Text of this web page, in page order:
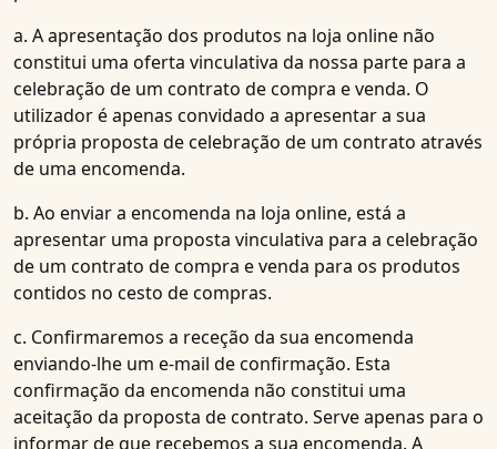
a. A apresentação dos produtos na loja online não
constitui uma oferta vinculativa da nossa parte para a
celebração de um contrato de compra e venda. O
utilizador é apenas convidado a apresentar a sua
própria proposta de celebração de um contrato através
de uma encomenda.
b. Ao enviar a encomenda na loja online, está a
apresentar uma proposta vinculativa para a celebração
de um contrato de compra e venda para os produtos
contidos no cesto de compras.
c. Confirmaremos a receção da sua encomenda
enviando-lhe um e-mail de confirmação. Esta
confirmação da encomenda não constitui uma
aceitação da proposta de contrato. Serve apenas para o
informar de que recebemos a sua encomenda. A